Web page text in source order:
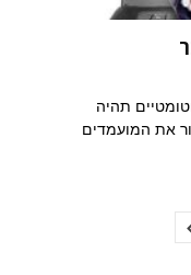
תהיה
את המועמדים